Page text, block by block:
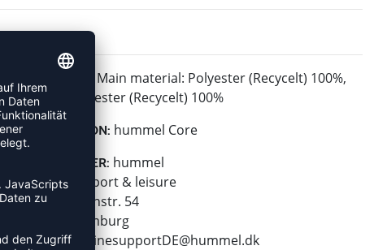
Main material: Polyester (Recycelt) 100%,
Total: Polyester (Recycelt) 100%
KOLLEKTION: hummel Core
HERSTELLER: hummel
hummel sport & leisure
Leverkusenstr. 54
22761 Hamburg
E-Mail:
onlinesupportDE@hummel.dk